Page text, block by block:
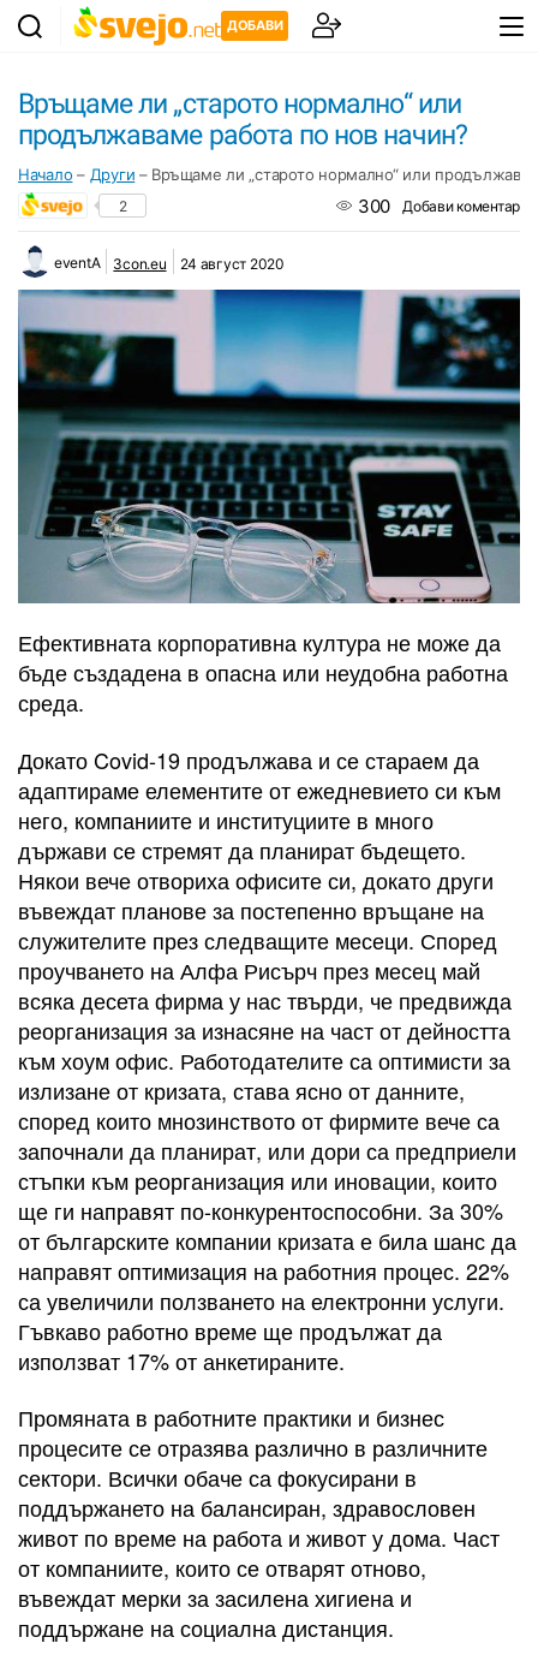
ДОБАВИ
Връщаме ли „старото нормално“ или
продължаваме работа по нов начин?
Начало – Други – Връщаме ли „старото нормално“ или
2 300 Добави коментар
eventA 3con.eu 24 август 2020
Ефективната корпоративна култура не може да
бъде създадена в опасна или неудобна работна
среда.
Докато Covid-19 продължава и се стараем да
адаптираме елементите от ежедневието си към
него, компаниите и институциите в много
държави се стремят да планират бъдещето.
Някои вече отвориха офисите си, докато други
въвеждат планове за постепенно връщане на
служителите през следващите месеци. Според
проучването на Алфа Рисърч през месец май
всяка десета фирма у нас твърди, че предвижда
реорганизация за изнасяне на част от дейността
към хоум офис. Работодателите са оптимисти за
излизане от кризата, става ясно от данните,
според които мнозинството от фирмите вече са
започнали да планират, или дори са предприели
стъпки към реорганизация или иновации, които
ще ги направят по-конкурентоспособни. За 30%
от българските компании кризата е била шанс да
направят оптимизация на работния процес. 22%
са увеличили ползването на електронни услуги.
Гъвкаво работно време ще продължат да
използват 17% от анкетираните.
Промяната в работните практики и бизнес
процесите се отразява различно в различните
сектори. Всички обаче са фокусирани в
поддържането на балансиран, здравословен
живот по време на работа и живот у дома. Част
от компаниите, които се отварят отново,
въвеждат мерки за засилена хигиена и
поддържане на социална дистанция.